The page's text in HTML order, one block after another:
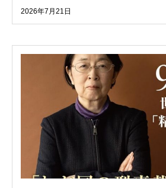
2026年7月21日